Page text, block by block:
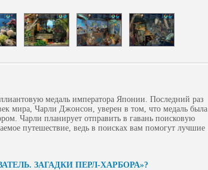
медаль императора Японии. Последний раз
мира, Чарли Джонсон, уверен в том, что медаль была
Чарли планирует отправить в гавань поисковую
путешествие, ведь в поисках вам помогут лучшие
ЗАГАДКИ ПЕРЛ-ХАРБОРА»?